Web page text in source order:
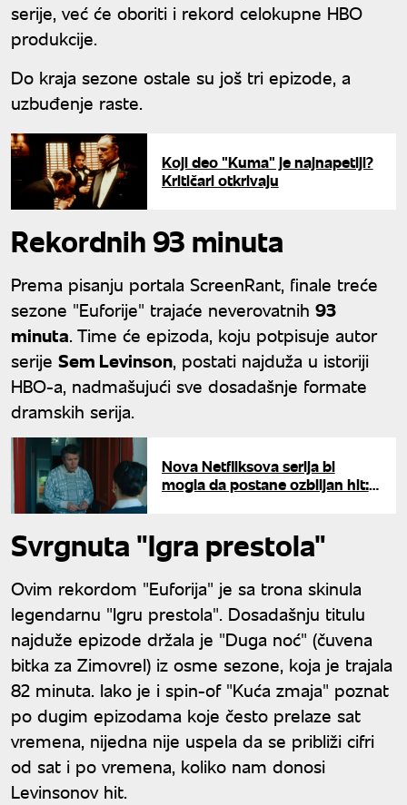
serije, već će oboriti i rekord celokupne HBO
produkcije.
Do kraja sezone ostale su još tri epizode, a
uzbuđenje raste.
Koji deo "Kuma" je najnapetiji?
Kritičari otkrivaju
Rekordnih 93 minuta
Prema pisanju portala ScreenRant, finale treće
sezone "Euforije" trajaće neverovatnih 93
minuta. Time će epizoda, koju potpisuje autor
serije Sem Levinson, postati najduža u istoriji
HBO-a, nadmašujući sve dosadašnje formate
dramskih serija.
Nova Netfliksova serija bi
mogla da postane ozbiljan hit:
Svrgnuta "Igra prestola"
Ovim rekordom "Euforija" je sa trona skinula
legendarnu "Igru prestola". Dosadašnju titulu
najduže epizode držala je "Duga noć" (čuvena
bitka za Zimovrel) iz osme sezone, koja je trajala
82 minuta. Iako je i spin-of "Kuća zmaja" poznat
po dugim epizodama koje često prelaze sat
vremena, nijedna nije uspela da se približi cifri
od sat i po vremena, koliko nam donosi
Levinsonov hit.